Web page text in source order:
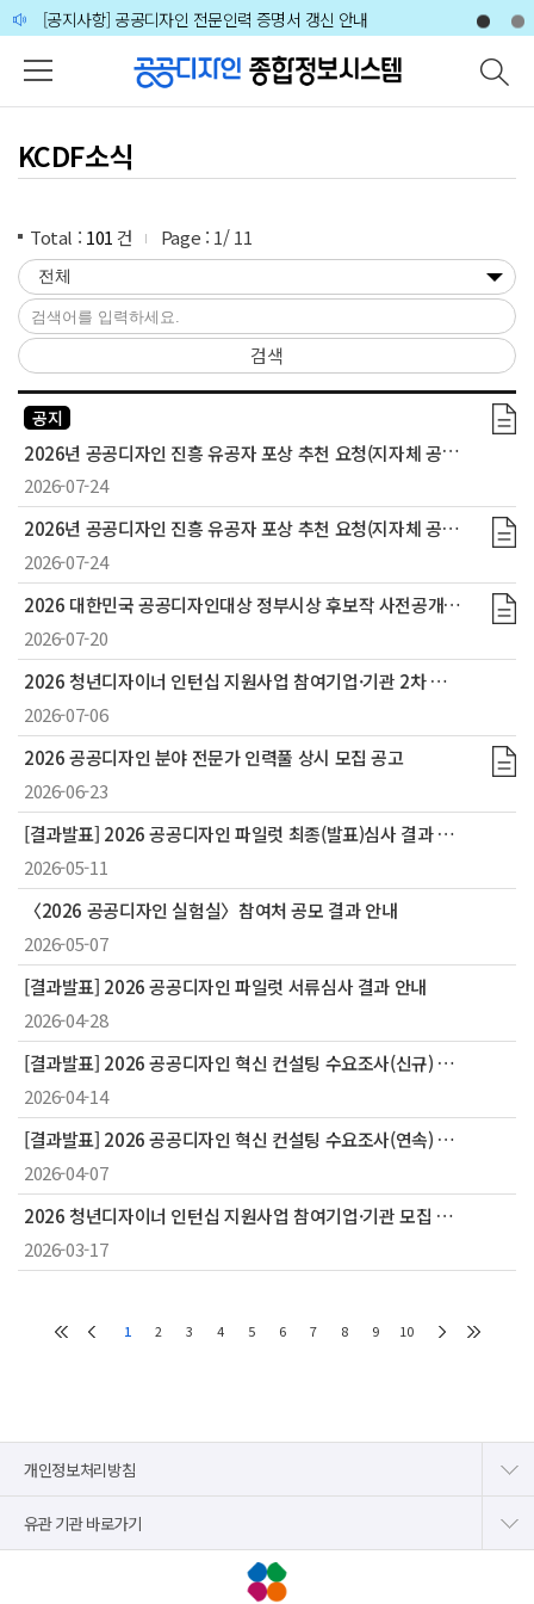
본문 바로가기
주메뉴 바로가기
하단 바로가기
[공지사항] 공공디자인 전문인력 증명서 갱신 안내
🙋‍♀️🙋‍♂️2026 공공디자인 분야 전문가 인력풀 상시 모집 공고
KCDF소식
Total : 101건 Page : 1/11
검색
공지
2
026년 공공디자인 진흥 유공자 포상 추천 요청(지자체 공무원 대상)
2026-07-24
2026년 공공디자인 진흥 유공자 포상 추천 요청(지자체 공무원 대상)
2026-07-24
2026 대한민국 공공디자인대상 정부시상 후보작 사전공개 및 의견 수렴
2026-07-20
2026 청년디자이너 인턴십 지원사업 참여기업·기관 2차 모집 결과
2026-07-06
2026 공공디자인 분야 전문가 인력풀 상시 모집 공고
2026-06-23
[결과발표] 2026 공공디자인 파일럿 최종(발표)심사 결과 안내
2026-05-11
〈2026 공공디자인 실험실〉참여처 공모 결과 안내
2026-05-07
[결과발표] 2026 공공디자인 파일럿 서류심사 결과 안내
2026-04-28
[결과발표] 2026 공공디자인 혁신 컨설팅 수요조사(신규) 결과
2026-04-14
[결과발표] 2026 공공디자인 혁신 컨설팅 수요조사(연속) 결과
2026-04-07
2026 청년디자이너 인턴십 지원사업 참여기업·기관 모집 결과
2026-03-17
1 2 3 4 5 6 7 8 9 10
개인정보처리방침
유관 기관 바로가기